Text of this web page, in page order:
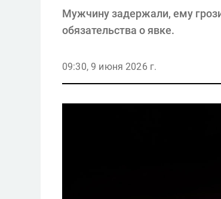
Мужчину задержали, ему
обязательства о явке.
09:30, 9 июня 2026 г.